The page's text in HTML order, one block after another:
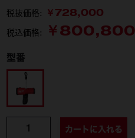
税抜価格: ￥728,000
税込価格: ￥800,800
型番
M18 BLCHTO-0 APJ
カートに入れる